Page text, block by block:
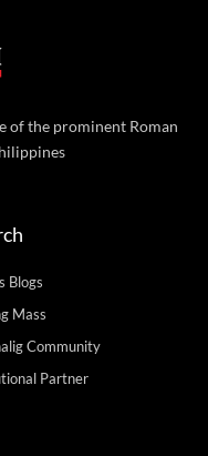
of the prominent Roman
Blogs
Mass
Community
Partner